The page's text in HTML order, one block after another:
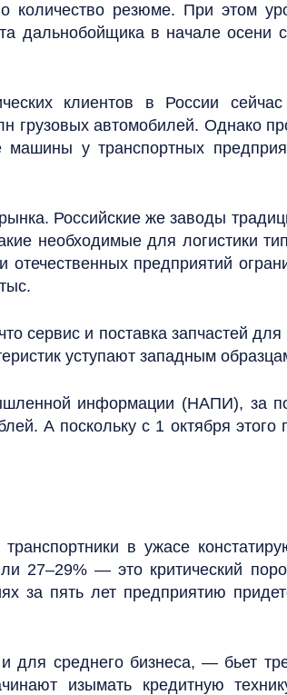
резюме. При этом
дальнобойщика в начале осени
клиентов в России сейчас
грузовых автомобилей. Однако
у транспортных
Российские же заводы
необходимые для логистики
отечественных предприятий
сервис и поставка запчастей для
уступают западным
информации (НАПИ), за
А поскольку с 1 октября этого
в ужасе
27–29% — это критический
за пять лет предприятию
для среднего бизнеса, — бьет
изымать кредитную